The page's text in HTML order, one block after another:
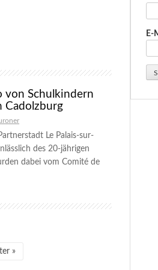
von Schulkindern
Cadolzburg
Le Palais-sur-
des 20-jährigen
dabei vom Comité de
»
E-